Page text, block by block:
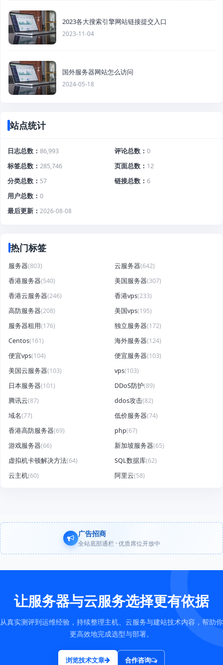
2023各大搜索引擎网站链接提交入口
2023-11-04
国外服务器网站怎么访问
2024-05-18
站点统计
日志总数 86,993 评论总数
0
标签总数
285,746 页面总数
12
分类总数
57 链接总数
6
用户总数
0
最后更新
2026-08-08
热门标签
服务器(803) 云服务器(642)
香港服务器(540) 美国服务器(307)
香港云服务器(246) 香港vps(233)
高防服务器(208) 美国vps(195)
服务器租用(176) 独立服务器(172)
Centos(161) 海外服务器(124)
便宜vps(104) 便宜服务器(103)
美国云服务器(103) vps(103)
日本服务器(101) DDoS防护(89)
腾讯云(87) ddos攻击(82)
域名(77) 低价服务器(74)
香港高防服务器(69) php(67)
游戏服务器(66) 新加坡服务器(65)
虚拟机卡顿解决方法(64) SQL数据库(62)
云主机(60) 阿里云(58)
广告招商
全站底部通栏 · 优质席位开放中
让服务器与云服务选择更有依据
从真实测评到运维经验，持续整理主机、云服务与建站技术内容，帮助你
更高效地完成选型与部署。
浏览技术文章 合作咨询